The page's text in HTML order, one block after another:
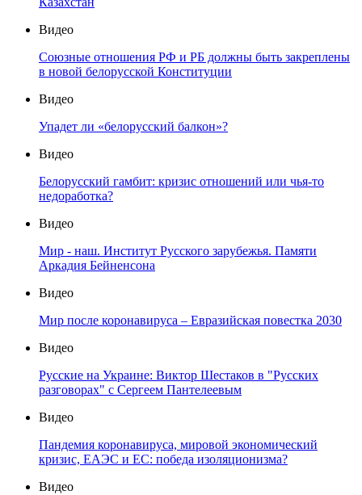
Видео
Союзные отношения РФ и РБ должны быть закреплены
в новой белорусской Конституции
Видео
Упадет ли «белорусский балкон»?
Видео
Белорусский гамбит: кризис отношений или чья-то
недоработка?
Видео
Мир - наш. Институт Русского зарубежья. Памяти
Аркадия Бейненсона
Видео
Мир после коронавируса – Евразийская повестка 2030
Видео
Русские на Украине: Виктор Шестаков в "Русских
разговорах" с Сергеем Пантелеевым
Видео
Пандемия коронавируса, мировой экономический
кризис, ЕАЭС и ЕС: победа изоляционизма?
Видео